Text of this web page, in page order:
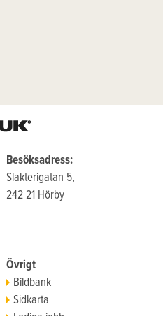
Besöksadress:
Slakterigatan 5,
242 21 Hörby
Övrigt
Bildbank
Sidkarta